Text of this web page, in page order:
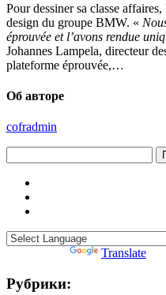
Pour dessiner sa classe
design du groupe BMW. «
éprouvée et l’avons rendue
Johannes Lampela, directeur
plateforme éprouvée,…
Об авторе
cofradmin
Translate
Рубрики: